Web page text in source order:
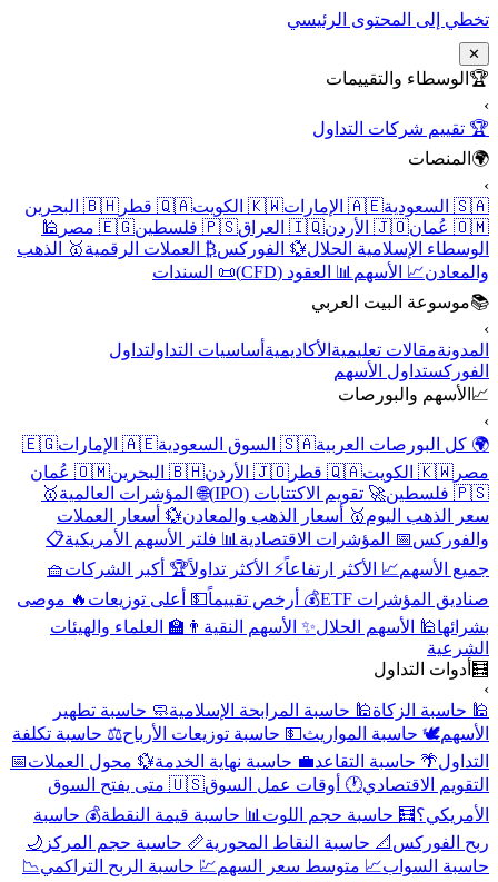
تخطي إلى المحتوى الرئيسي
✕
🏆 الوسطاء والتقييمات
›
🏆 تقييم شركات التداول
🌍 المنصات
›
🇸🇦 السعودية
🇦🇪 الإمارات 🇰🇼 الكويت 🇶🇦 قطر
🇧🇭 البحرين
🇴🇲 عُمان
🇯🇴 الأردن 🇮🇶 العراق 🇵🇸 فلسطين 🇪🇬 مصر
🕌
الوسطاء الإسلامية الحلال💱 الفوركس₿ العملات الرقمية🥇 الذهب
والمعادن📈 الأسهم 📊 العقود (CFD)
📜 السندات
📚موسوعة البيت العربي
›
المدونةمقالات تعليمية الأكاديمية أساسيات التداولتداول
الفوركستداول الأسهم
📈 الأسهم والبورصات
›
🌍 كل البورصات العربية🇸🇦 السوق السعودية 🇦🇪 الإمارات
🇪🇬
مصر 🇰🇼 الكويت 🇶🇦 قطر 🇯🇴 الأردن 🇧🇭 البحرين
🇴🇲 عُمان
🇵🇸 فلسطين
🚀 تقويم الاكتتابات (IPO) 🌐 المؤشرات العالمية🥇
سعر الذهب اليوم🥇 أسعار الذهب والمعادن💱 أسعار العملات
والفوركس📅 المؤشرات الاقتصادية 📊 فلتر الأسهم الأمريكية📋
جميع الأسهم📈 الأكثر ارتفاعاً⚡ الأكثر تداولاً🏆 أكبر الشركات🧺
صناديق المؤشرات ETF
💰 أرخص تقييماً💵 أعلى توزيعات 🔥 موصى
بشرائها🕌 الأسهم الحلال✨ الأسهم النقية 👨‍🏫 العلماء والهيئات
الشرعية
🧮 أدوات التداول
›
🕌 حاسبة الزكاة🕌 حاسبة المرابحة الإسلامية🧼 حاسبة تطهير
الأسهم🕊️ حاسبة المواريث💵 حاسبة توزيعات الأرباح⚖️ حاسبة تكلفة
التداول🌴 حاسبة التقاعد💼 حاسبة نهاية الخدمة💱 محول العملات📅
التقويم الاقتصادي🕐 أوقات عمل السوق
🇺🇸 متى يفتح السوق
الأمريكي؟🧮 حاسبة حجم اللوت 📊 حاسبة قيمة النقطة💰 حاسبة
ربح الفوركس 📐 حاسبة النقاط المحورية📏 حاسبة حجم المركز 🌙
حاسبة السواب📈 متوسط سعر السهم💹 حاسبة الربح التراكمي📉